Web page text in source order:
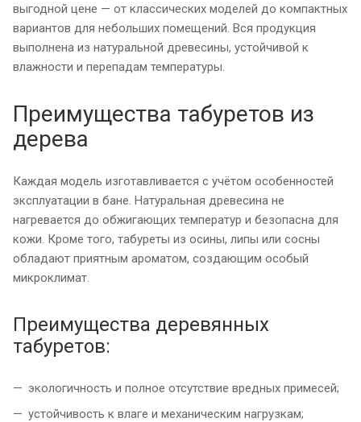
выгодной цене — от классических моделей до компактных
вариантов для небольших помещений. Вся продукция
выполнена из натуральной древесины, устойчивой к
влажности и перепадам температуры.
Преимущества табуретов из
дерева
Каждая модель изготавливается с учётом особенностей
эксплуатации в бане. Натуральная древесина не
нагревается до обжигающих температур и безопасна для
кожи. Кроме того, табуреты из осины, липы или сосны
обладают приятным ароматом, создающим особый
микроклимат.
Преимущества деревянных
табуретов:
экологичность и полное отсутствие вредных примесей;
устойчивость к влаге и механическим нагрузкам;